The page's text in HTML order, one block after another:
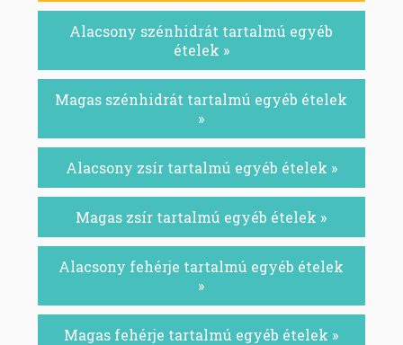
Alacsony szénhidrát tartalmú egyéb
ételek »
Magas szénhidrát tartalmú egyéb ételek
»
Alacsony zsír tartalmú egyéb ételek »
Magas zsír tartalmú egyéb ételek »
Alacsony fehérje tartalmú egyéb ételek
»
Magas fehérje tartalmú egyéb ételek »